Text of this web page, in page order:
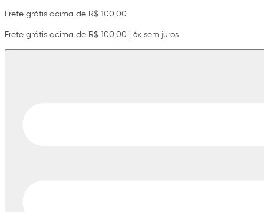
Frete grátis acima de R$ 100,00
Frete grátis acima de R$ 100,00 | 6x sem juros